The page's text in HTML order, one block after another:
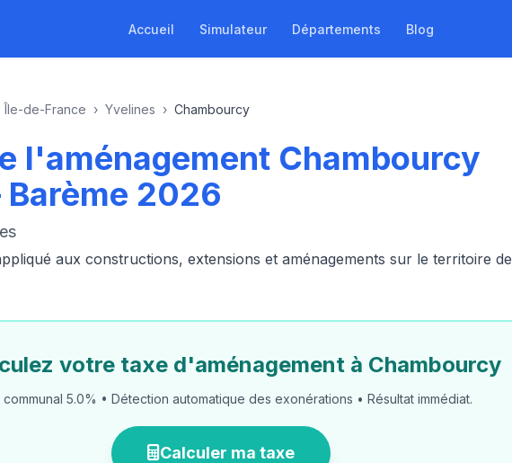
Accueil Simulateur Départements Blog
Île-de-France › Yvelines › Chambourcy
l'aménagement Chambourcy
2026
aux constructions, extensions et aménagements sur le territoire de
votre taxe d'aménagement à Chambourcy
communal 5.0% • Détection automatique des exonérations • Résultat immédiat.
Calculer ma taxe